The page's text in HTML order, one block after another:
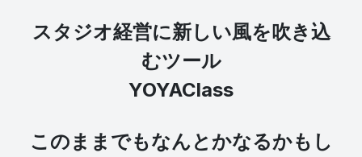
スタジオ経営に新しい風を吹き込
むツール
YOYAClass
このままでもなんとかなるかもし